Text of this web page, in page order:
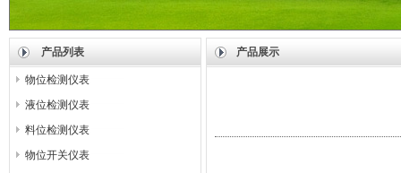
产品列表
物位检测仪表
液位检测仪表
料位检测仪表
物位开关仪表
产品展示